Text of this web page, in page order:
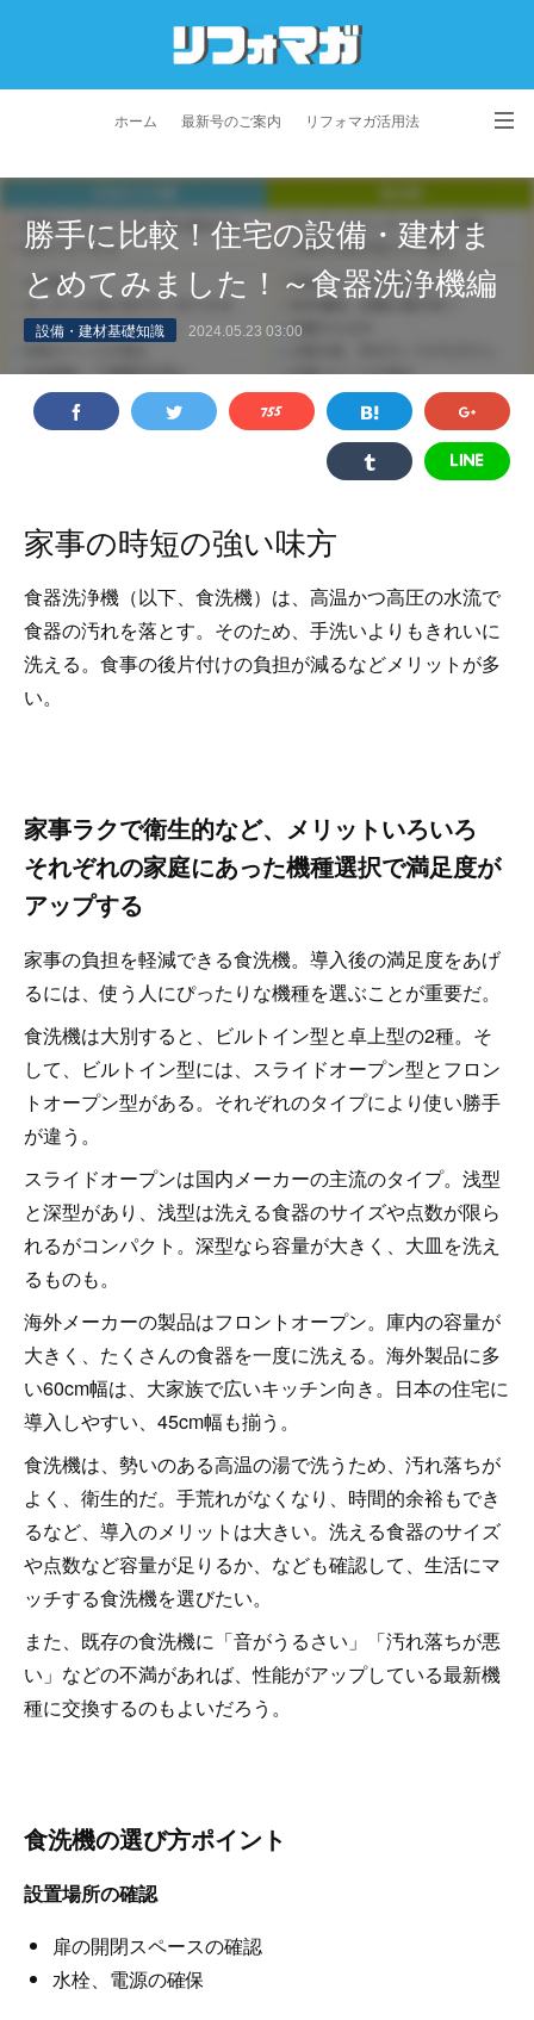
ホーム 最新号のご案内 リフォマガ活用法
お問い合わせ よくあるご質問 特定商取引法に基づく表記
プライバシーポリシー 利用規約 会社概要
勝手に比較！住宅の設備・建材ま
とめてみました！～食器洗浄機編
設備・建材基礎知識 2024.05.23 03:00
家事の時短の強い味方
食器洗浄機（以下、食洗機）は、高温かつ高圧の水流で
食器の汚れを落とす。そのため、手洗いよりもきれいに
洗える。食事の後片付けの負担が減るなどメリットが多
い。
家事ラクで衛生的など、メリットいろいろ
それぞれの家庭にあった機種選択で満足度が
アップする
家事の負担を軽減できる食洗機。導入後の満足度をあげ
るには、使う人にぴったりな機種を選ぶことが重要だ。
食洗機は大別すると、ビルトイン型と卓上型の2種。そ
して、ビルトイン型には、スライドオープン型とフロン
トオープン型がある。それぞれのタイプにより使い勝手
が違う。
スライドオープンは国内メーカーの主流のタイプ。浅型
と深型があり、浅型は洗える食器のサイズや点数が限ら
れるがコンパクト。深型なら容量が大きく、大皿を洗え
るものも。
海外メーカーの製品はフロントオープン。庫内の容量が
大きく、たくさんの食器を一度に洗える。海外製品に多
い60cm幅は、大家族で広いキッチン向き。日本の住宅に
導入しやすい、45cm幅も揃う。
食洗機は、勢いのある高温の湯で洗うため、汚れ落ちが
よく、衛生的だ。手荒れがなくなり、時間的余裕もでき
るなど、導入のメリットは大きい。洗える食器のサイズ
や点数など容量が足りるか、なども確認して、生活にマ
ッチする食洗機を選びたい。
また、既存の食洗機に「音がうるさい」「汚れ落ちが悪
い」などの不満があれば、性能がアップしている最新機
種に交換するのもよいだろう。
食洗機の選び方ポイント
設置場所の確認
扉の開閉スペースの確認
水栓、電源の確保